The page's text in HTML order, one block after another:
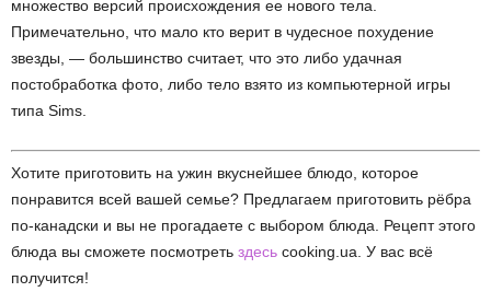
множество версий происхождения ее нового тела.
Примечательно, что мало кто верит в чудесное похудение
звезды, — большинство считает, что это либо удачная
постобработка фото, либо тело взято из компьютерной игры
типа Sims.
Хотите приготовить на ужин вкуснейшее блюдо, которое
понравится всей вашей семье? Предлагаем приготовить рёбра
по-канадски и вы не прогадаете с выбором блюда. Рецепт этого
блюда вы сможете посмотреть здесь cooking.ua. У вас всё
получится!